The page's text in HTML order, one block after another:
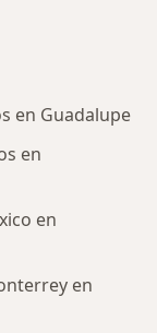
en Guadalupe
en
en
en